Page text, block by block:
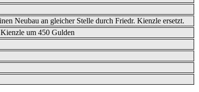
Neubau an gleicher Stelle durch Friedr. Kienzle ersetzt.
um 450 Gulden